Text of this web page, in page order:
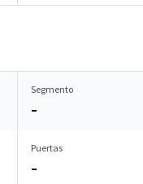
Segmento
–
Puertas
–